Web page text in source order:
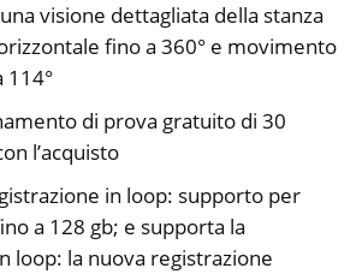
visione dettagliata della stanza
fino a 360° e movimento
114°
di prova gratuito di 30
l’acquisto
in loop: supporto per
a 128 gb; e supporta la
loop: la nuova registrazione